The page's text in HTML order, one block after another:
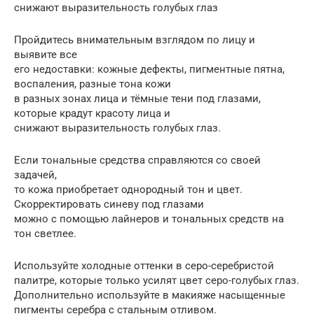
снижают выразительность голубых глаз
Пройдитесь внимательным взглядом по лицу и
выявите все
его недоставки: кожные дефекты, пигментные пятна,
воспаления, разные тона кожи
в разных зонах лица и тёмные тени под глазами,
которые крадут красоту лица и
снижают выразительность голубых глаз.
Если тональные средства справляются со своей
задачей,
то кожа приобретает однородный тон и цвет.
Скорректировать синеву под глазами
можно с помощью лайнеров и тональных средств на
тон светлее.
Используйте холодные оттенки в серо-серебристой
палитре, которые только усилят цвет серо-голубых глаз.
Дополнительно используйте в макияже насыщенные
пигменты серебра с стальным отливом.